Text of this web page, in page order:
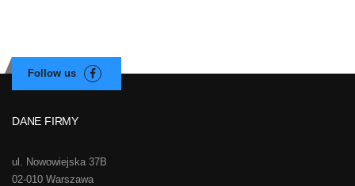
DANE FIRMY
ul. Nowowiejska 37B
02-010 Warszawa